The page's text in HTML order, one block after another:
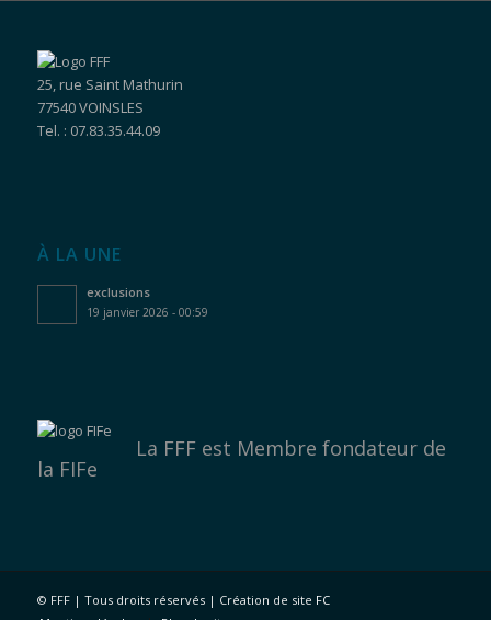
25, rue Saint Mathurin
77540 VOINSLES
Tel. : 07.83.35.44.09
À LA UNE
exclusions
19 janvier 2026 - 00:59
La FFF est Membre fondateur de
la FIFe
© FFF | Tous droits réservés | Création de site FC